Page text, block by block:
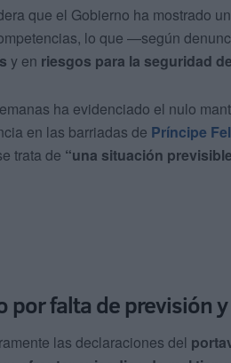
que el Gobierno ha mostrado
lo que —según
y en riesgos para la seguridad
ha evidenciado el nulo
en las barriadas de Príncipe
trata de “una situación
por falta de previsión
las declaraciones del